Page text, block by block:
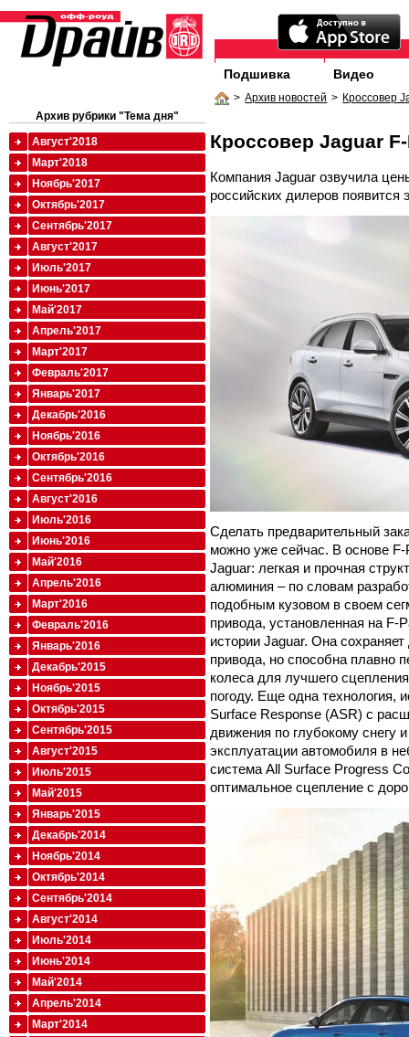
Подшивка Видео
> Архив новостей > Кроссовер
Кроссовер Jaguar
Компания Jaguar озвучила
российских дилеров появится
Сделать предварительный
можно уже сейчас. В основе
Jaguar: легкая и прочная
алюминия – по словам
подобным кузовом в своем
привода, установленная на F-
истории Jaguar. Она
привода, но способна плавно
колеса для лучшего
погоду. Еще одна технология,
Surface Response (ASR) с
движения по глубокому снегу
эксплуатации автомобиля в
система All Surface Progress
оптимальное сцепление с
Архив рубрики "Тема дня"
Август'2018
Март'2018
Ноябрь'2017
Октябрь'2017
Сентябрь'2017
Август'2017
Июль'2017
Июнь'2017
Май'2017
Апрель'2017
Март'2017
Февраль'2017
Январь'2017
Декабрь'2016
Ноябрь'2016
Октябрь'2016
Сентябрь'2016
Август'2016
Июль'2016
Июнь'2016
Май'2016
Апрель'2016
Март'2016
Февраль'2016
Январь'2016
Декабрь'2015
Ноябрь'2015
Октябрь'2015
Сентябрь'2015
Август'2015
Июль'2015
Май'2015
Январь'2015
Декабрь'2014
Ноябрь'2014
Октябрь'2014
Сентябрь'2014
Август'2014
Июль'2014
Июнь'2014
Май'2014
Апрель'2014
Март'2014